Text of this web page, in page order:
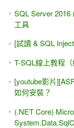
SQL Server 2016
工具
[試讀 & SQL
T-SQL線上教程（
[youtube影片
如何安裝？
(.NET Core)